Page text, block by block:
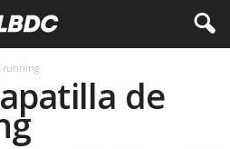
running
de